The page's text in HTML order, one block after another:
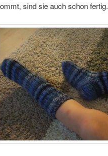
sind sie auch schon fertig.